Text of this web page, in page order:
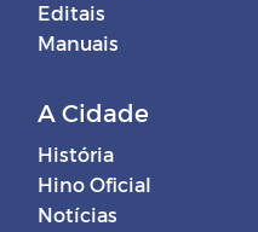
Editais
Manuais
A Cidade
História
Hino Oficial
Notícias